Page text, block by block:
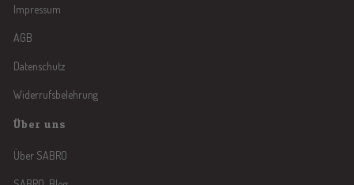
Impressum
AGB
Datenschutz
Widerrufsbelehrung
Über uns
Über SABRO